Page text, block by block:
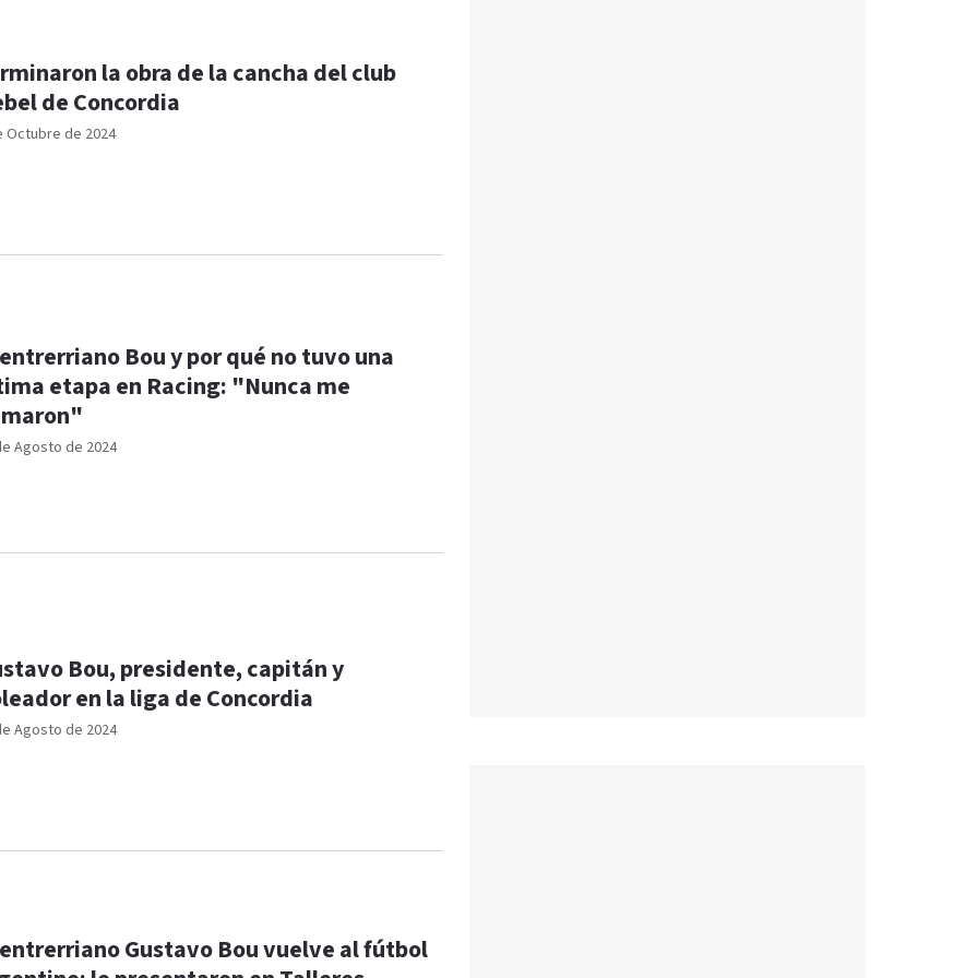
Octubre de 2024
la obra de la cancha del club
de Concordia
Agosto de 2024
Bou y por qué no tuvo una
etapa en Racing: "Nunca me
Agosto de 2024
Bou, presidente, capitán y
en la liga de Concordia
Gustavo Bou vuelve al fútbol